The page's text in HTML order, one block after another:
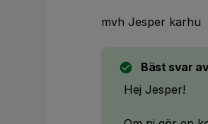
mvh Jesper karhu
Bäst svar av
Hej Jesper!